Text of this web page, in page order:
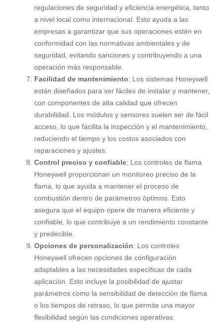
regulaciones de seguridad y eficiencia energética, tanto
a nivel local como internacional. Esto ayuda a las
empresas a garantizar que sus operaciones estén en
conformidad con las normativas ambientales y de
seguridad, evitando sanciones y contribuyendo a una
operación más responsable.
Facilidad de mantenimiento: Los sistemas Honeywell
están diseñados para ser fáciles de instalar y mantener,
con componentes de alta calidad que ofrecen
durabilidad. Los módulos y sensores suelen ser de fácil
acceso, lo que facilita la inspección y el mantenimiento,
reduciendo el tiempo y los costos asociados con
reparaciones y ajustes.
Control preciso y confiable: Los controles de flama
Honeywell proporcionan un monitoreo preciso de la
flama, lo que ayuda a mantener el proceso de
combustión dentro de parámetros óptimos. Esto
asegura que el equipo opere de manera eficiente y
confiable, lo que contribuye a un rendimiento constante
y predecible.
Opciones de personalización: Los controles
Honeywell ofrecen opciones de configuración
adaptables a las necesidades específicas de cada
aplicación. Esto incluye la posibilidad de ajustar
parámetros como la sensibilidad de detección de flama
o los tiempos de retraso, lo que permite una mayor
flexibilidad según las condiciones operativas.